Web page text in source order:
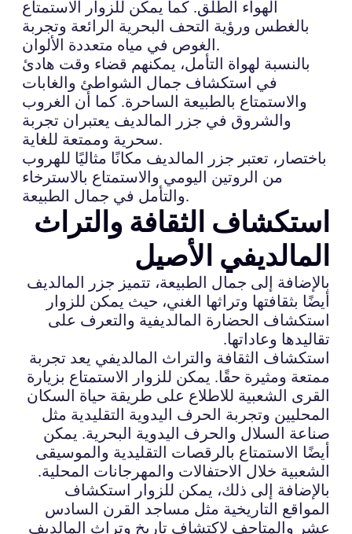
الهواء الطلق. كما يمكن للزوار الاستمتاع
بالغطس ورؤية التحف البحرية الرائعة وتجربة
الغوص في مياه متعددة الألوان.
بالنسبة لهواة التأمل، يمكنهم قضاء وقت هادئ
في استكشاف جمال الشواطئ والغابات
والاستمتاع بالطبيعة الساحرة. كما أن الغروب
والشروق في جزر المالديف يعتبران تجربة
سحرية وممتعة للغاية.
باختصار، تعتبر جزر المالديف مكانًا مثاليًا للهروب
من الروتين اليومي والاستمتاع بالاسترخاء
والتأمل في جمال الطبيعة.
استكشاف الثقافة والتراث
المالديفي الأصيل
بالإضافة إلى جمال الطبيعة، تتميز جزر المالديف
أيضًا بثقافتها وتراثها الغني، حيث يمكن للزوار
استكشاف الحضارة المالديفية والتعرف على
تقاليدها وعاداتها.
استكشاف الثقافة والتراث المالديفي يعد تجربة
ممتعة ومثيرة حقًا. يمكن للزوار الاستمتاع بزيارة
القرى الشعبية للاطلاع على طريقة حياة السكان
المحليين وتجربة الحرف اليدوية التقليدية مثل
صناعة السلال والحرف اليدوية البحرية. يمكن
أيضًا الاستمتاع بالرقصات التقليدية والموسيقى
الشعبية خلال الاحتفالات والمهرجانات المحلية.
بالإضافة إلى ذلك، يمكن للزوار استكشاف
المواقع التاريخية مثل مساجد القرن السادس
عشر والمتاحف لاكتشاف تاريخ وتراث المالديف